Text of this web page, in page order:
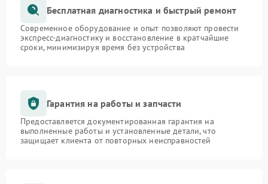
Бесплатная диагностика и быстрый ремонт
Современное оборудование и опыт позволяют провести
экспресс-диагностику и восстановление в кратчайшие
сроки, минимизируя время без устройства
Гарантия на работы и запчасти
Предоставляется документированная гарантия на
выполненные работы и установленные детали, что
защищает клиента от повторных неисправностей